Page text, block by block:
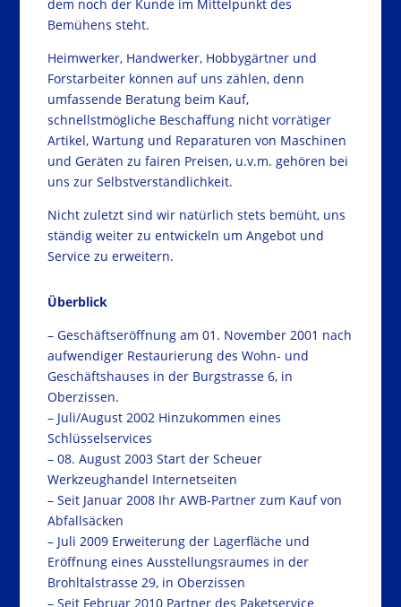
dem noch der Kunde im Mittelpunkt des
Bemühens steht.
Heimwerker, Handwerker, Hobbygärtner und
Forstarbeiter können auf uns zählen, denn
umfassende Beratung beim Kauf,
schnellstmögliche Beschaffung nicht vorrätiger
Artikel, Wartung und Reparaturen von Maschinen
und Geräten zu fairen Preisen, u.v.m. gehören bei
uns zur Selbstverständlichkeit.
Nicht zuletzt sind wir natürlich stets bemüht, uns
ständig weiter zu entwickeln um Angebot und
Service zu erweitern.
Überblick
– Geschäftseröffnung am 01. November 2001 nach
aufwendiger Restaurierung des Wohn- und
Geschäftshauses in der Burgstrasse 6, in
Oberzissen.
– Juli/August 2002 Hinzukommen eines
Schlüsselservices
– 08. August 2003 Start der Scheuer
Werkzeughandel Internetseiten
– Seit Januar 2008 Ihr AWB-Partner zum Kauf von
Abfallsäcken
– Juli 2009 Erweiterung der Lagerfläche und
Eröffnung eines Ausstellungsraumes in der
Brohltalstrasse 29, in Oberzissen
– Seit Februar 2010 Partner des Paketservice